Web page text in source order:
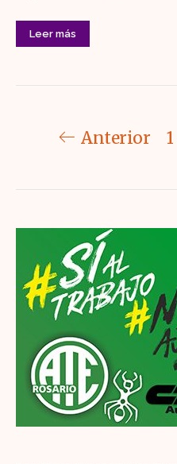
Leer más
Anterior 1